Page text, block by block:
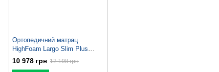
Ортопедичний матрац
HighFoam Largo Slim Plus
170x190
10 978 грн 12 198 грн